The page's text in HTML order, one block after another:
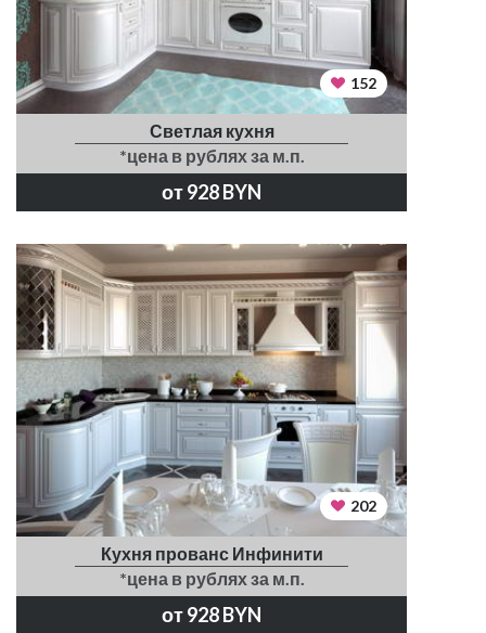
152
Светлая кухня
*цена в рублях за м.п.
от 928 BYN
202
Кухня прованс Инфинити
*цена в рублях за м.п.
от 928 BYN